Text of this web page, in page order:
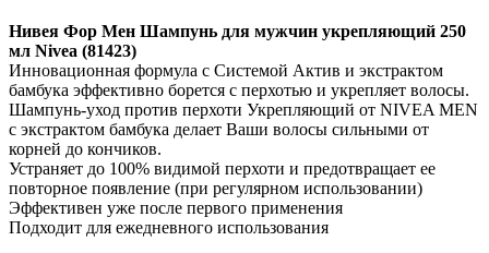
Нивея Фор Мен Шампунь для мужчин укрепляющий 250
мл Nivea (81423)
Инновационная формула с Системой Актив и экстрактом
бамбука эффективно борется с перхотью и укрепляет волосы.
Шампунь-уход против перхоти Укрепляющий от NIVEA MEN
c экстрактом бамбука делает Ваши волосы сильными от
корней до кончиков.
Устраняет до 100% видимой перхоти и предотвращает ее
повторное появление (при регулярном использовании)
Эффективен уже после первого применения
Подходит для ежедневного использования